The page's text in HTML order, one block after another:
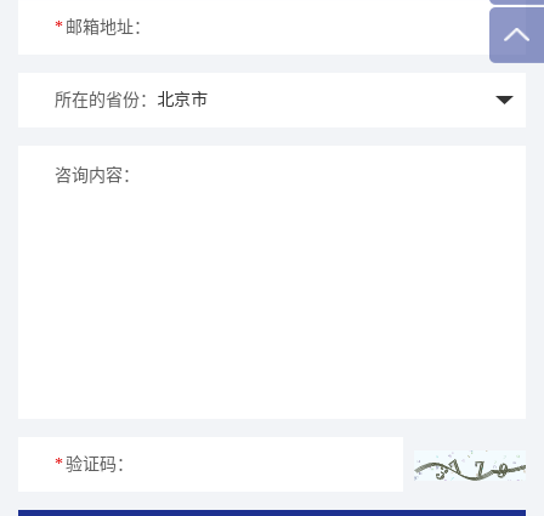
* 邮箱地址：
所在的省份：
咨询内容：
*验证码：